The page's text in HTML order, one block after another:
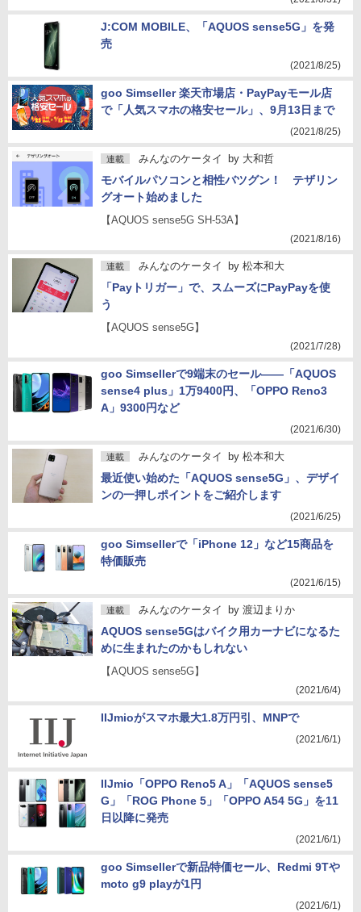
J:COM MOBILE、「AQUOS sense5G」を発
売
(2021/8/25)
goo Simseller 楽天市場店・PayPayモール店
で「人気スマホの格安セール」、9月13日まで
(2021/8/25)
連載 みんなのケータイ by 大和哲
モバイルパソコンと相性バツグン！ テザリン
グオート始めました
【AQUOS sense5G SH-53A】
(2021/8/16)
連載 みんなのケータイ by 松本和大
「Payトリガー」で、スムーズにPayPayを使
う
【AQUOS sense5G】
(2021/7/28)
goo Simsellerで9端末のセール――「AQUOS
sense4 plus」1万9400円、「OPPO Reno3
A」9300円など
(2021/6/30)
連載 みんなのケータイ by 松本和大
最近使い始めた「AQUOS sense5G」、デザイ
ンの一押しポイントをご紹介します
(2021/6/25)
goo Simsellerで「iPhone 12」など15商品を
特価販売
(2021/6/15)
連載 みんなのケータイ by 渡辺まりか
AQUOS sense5Gはバイク用カーナビになるた
めに生まれたのかもしれない
【AQUOS sense5G】
(2021/6/4)
IIJmioがスマホ最大1.8万円引、MNPで
(2021/6/1)
IIJmio「OPPO Reno5 A」「AQUOS sense5
G」「ROG Phone 5」「OPPO A54 5G」を11
日以降に発売
(2021/6/1)
goo Simsellerで新品特価セール、Redmi 9Tや
moto g9 playが1円
(2021/6/1)